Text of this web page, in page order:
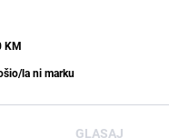
KM
la ni marku
GLASAJ